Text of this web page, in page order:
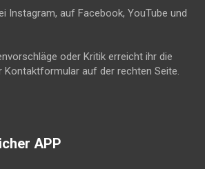
Instagram, auf Facebook, YouTube und
oder Kritik erreicht ihr die
Kontaktformular auf der rechten Seite.
APP